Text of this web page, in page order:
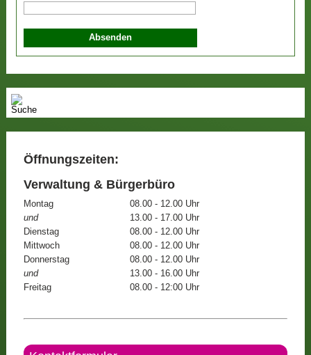
Öffnungszeiten:
Verwaltung & Bürgerbüro
Montag
08.00 - 12.00 Uhr
und
13.00 - 17.00 Uhr
Dienstag
08.00 - 12.00 Uhr
Mittwoch
08.00 - 12.00 Uhr
Donnerstag
08.00 - 12.00 Uhr
und
13.00 - 16.00 Uhr
Freitag
08.00 - 12:00 Uhr